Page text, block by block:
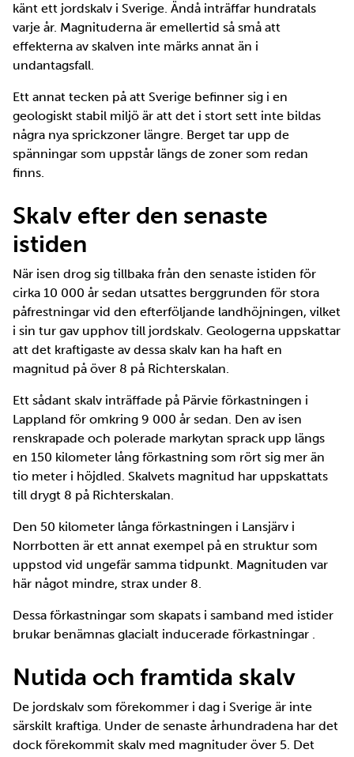
känt ett jordskalv i Sverige. Ändå inträffar hundratals
varje år. Magnituderna är emellertid så små att
effekterna av skalven inte märks annat än i
undantagsfall.
Ett annat tecken på att Sverige befinner sig i en
geologiskt stabil miljö är att det i stort sett inte bildas
några nya sprickzoner längre. Berget tar upp de
spänningar som uppstår längs de zoner som redan
finns.
Skalv efter den senaste
istiden
När isen drog sig tillbaka från den senaste istiden för
cirka 10 000 år sedan utsattes berggrunden för stora
påfrestningar vid den efterföljande landhöjningen, vilket
i sin tur gav upphov till jordskalv. Geologerna uppskattar
att det kraftigaste av dessa skalv kan ha haft en
magnitud på över 8 på Richterskalan.
Ett sådant skalv inträffade på Pärvie förkastningen i
Lappland för omkring 9 000 år sedan. Den av isen
renskrapade och polerade markytan sprack upp längs
en 150 kilometer lång förkastning som rört sig mer än
tio meter i höjdled. Skalvets magnitud har uppskattats
till drygt 8 på Richterskalan.
Den 50 kilometer långa förkastningen i Lansjärv i
Norrbotten är ett annat exempel på en struktur som
uppstod vid ungefär samma tidpunkt. Magnituden var
här något mindre, strax under 8.
Dessa förkastningar som skapats i samband med istider
brukar benämnas glacialt inducerade förkastningar .
Nutida och framtida skalv
De jordskalv som förekommer i dag i Sverige är inte
särskilt kraftiga. Under de senaste århundradena har det
dock förekommit skalv med magnituder över 5. Det